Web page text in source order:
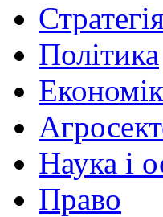
Політика
Наука і
Право